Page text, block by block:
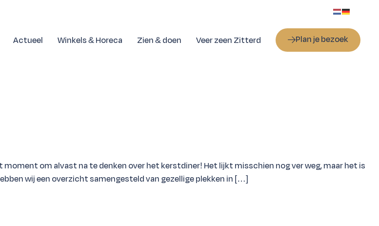
Actueel Winkels & Horeca Zien & doen Veer zeen Zitterd Plan je bezoek
om alvast na te denken over het kerstdiner! Het lijkt misschien nog ver weg, maar het is
wij een overzicht samengesteld van gezellige plekken in […]